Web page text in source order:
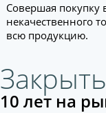
Совершая покупку
некачественного
всю продукцию.
Закрыть
10 лет на